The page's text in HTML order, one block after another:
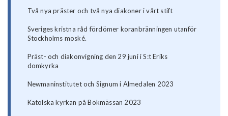
Två nya präster och två nya diakoner i vårt stift
Sveriges kristna råd fördömer koranbränningen utanför
Stockholms moské.
Präst- och diakonvigning den 29 juni i S:t Eriks
domkyrka
Newmaninstitutet och Signum i Almedalen 2023
Katolska kyrkan på Bokmässan 2023